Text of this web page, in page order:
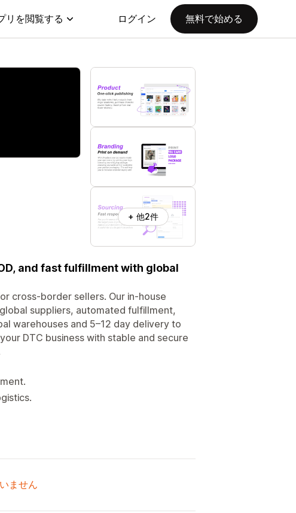
リを閲覧する ログイン 無料で始める
+ 他2件
and fast fulfillment with global
cross-border sellers. Our in-house
suppliers, automated fulfillment,
warehouses and 5–12 day delivery to
DTC business with stable and secure
ません